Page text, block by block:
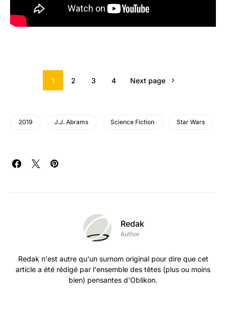
1 2 3 4 Next page
2019 J.J. Abrams Science Fiction Star Wars
Redak
Author
Redak n'est autre qu'un surnom original pour dire que cet
article a été rédigé par l'ensemble des têtes (plus ou moins
bien) pensantes d'Oblikon.